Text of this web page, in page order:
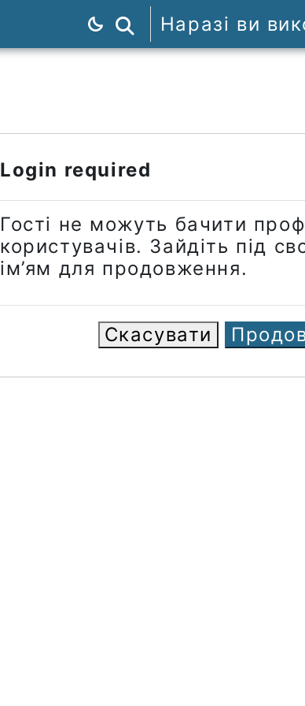
Пошук курсів
Наразі ви
Login required
Гості не можуть бачити
користувачів. Зайдіть під
ім’ям для продовження.
Скасувати